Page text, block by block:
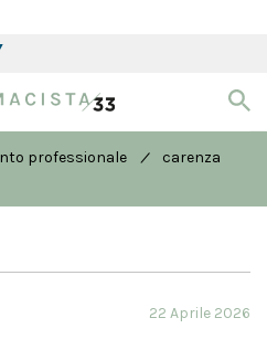
professionale /
carenza
22 Aprile 2026